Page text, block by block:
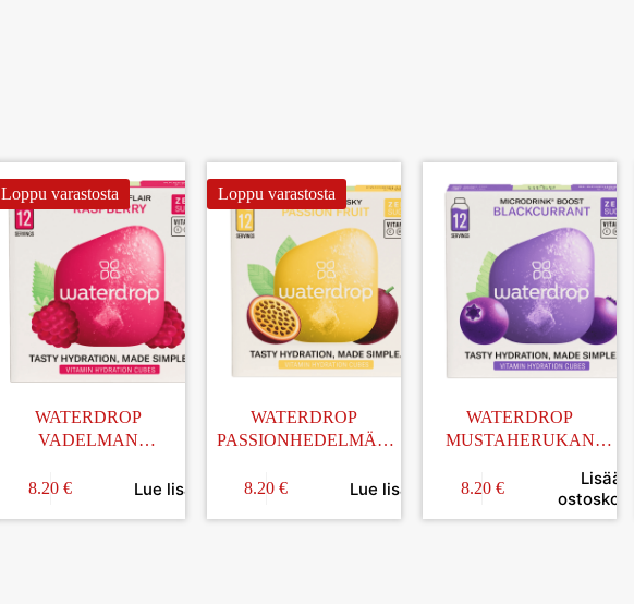
Loppu varastosta
WATERDROP
VADELMAN
POREKUUTIO (E, C ja
8.20€ Lue lisää
Loppu varastosta
WATERDROP
PASSIONHEDELMÄN
POREKUUTIO (C, B1 ja
8.20€ Lue lisää
WATERDROP
MUSTAHERUKAN
POREKUUTIO (C, B6 ja
B12) 12 KPL
8.20 €
Lisää
ostoskoriin